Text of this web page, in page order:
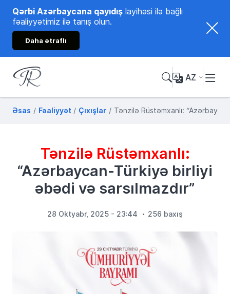
Qərbi Azərbaycana qayıdış layihəsi ilə bağlı
fəaliyyətimiz ilə tanış olun.
Daha ətraflı
Tənzilə Rüstəmxanlı
AZ
Əsas Fəaliyyət Çıxışlar Tənzilə Rüstəmxanlı:
Tənzilə Rüstəmxanlı:
“Azərbaycan-Türkiyə birliyi
əbədi və sarsılmazdır”
28 Oktyabr, 2025 - 23:44 256 baxış